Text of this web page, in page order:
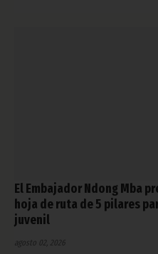
El Embajador Ndong Mba
hoja de ruta de 5 pilares
juvenil
agosto 02, 2026